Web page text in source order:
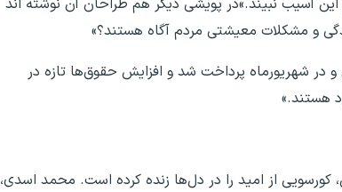
و مشکلات معیشتی مردم آگاه هستند؟»
در شهریورماه پرداخت شد و افزایش حقوق‌ها تازه در
هستند.»
کورسویی از امید را در دل‌ها زنده کرده است. محمد اسدی،